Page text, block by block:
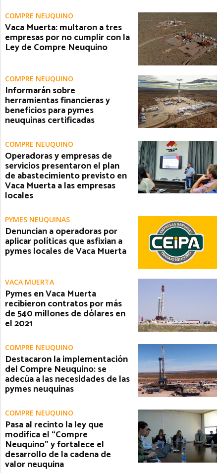
COMPRE NEUQUINO
Vaca Muerta: multaron a tres
empresas por no cumplir con la
Ley de Compre Neuquino
COMPRE NEUQUINO
Informarán sobre
herramientas financieras y
beneficios para pymes
neuquinas certificadas
COMPRE NEUQUINO
Operadoras y empresas de
servicios presentaron el plan
de abastecimiento previsto en
Vaca Muerta a las empresas
locales
PYMES NEUQUINAS
Denuncian a operadoras por
aplicar políticas que asfixian a
pymes locales de Vaca Muerta
VACA MUERTA
Pymes en Vaca Muerta
recibieron contratos por más
de 540 millones de dólares en
el 2021
COMPRE NEUQUINO
Destacaron la implementación
del Compre Neuquino: se
adecúa a las necesidades de las
pymes neuquinas
COMPRE NEUQUINO
Pasa al recinto la ley que
modifica el “Compre
Neuquino” y fortalece el
desarrollo de la cadena de
valor neuquina